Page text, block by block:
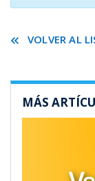
VOLVER AL
MÁS